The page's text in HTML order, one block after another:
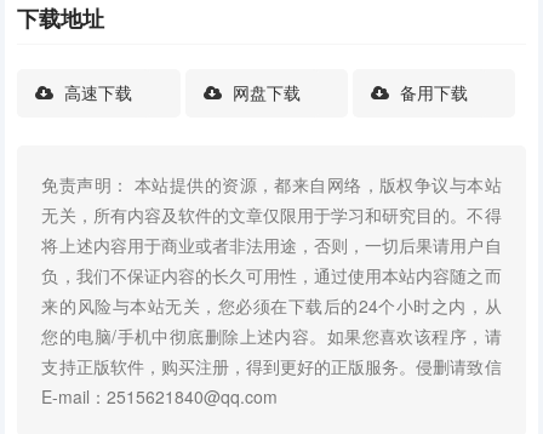
下载地址
高速下载 网盘下载 备用下载
免责声明： 本站提供的资源，都来自网络，版权争议与本站
无关，所有内容及软件的文章仅限用于学习和研究目的。不得
将上述内容用于商业或者非法用途，否则，一切后果请用户自
负，我们不保证内容的长久可用性，通过使用本站内容随之而
来的风险与本站无关，您必须在下载后的24个小时之内，从
您的电脑/手机中彻底删除上述内容。如果您喜欢该程序，请
支持正版软件，购买注册，得到更好的正版服务。侵删请致信
E-mail：2515621840@qq.com